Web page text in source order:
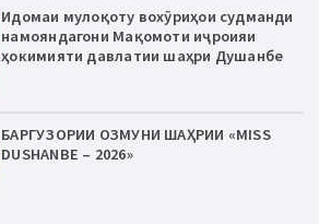
Идомаи мулоқоту вохӯриҳои судманди
намояндагони Мақомоти иҷроияи
ҳокимияти давлатии шаҳри Душанбе
БАРГУЗОРИИ ОЗМУНИ ШАҲРИИ «MISS
DUSHANBE – 2026»